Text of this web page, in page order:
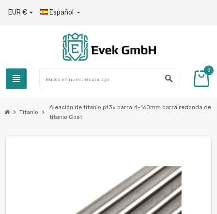
EUR € Español 
view_headline search
0
chevron_right Titanio chevron_right
Aleación de titanio pt3v barra 4-160mm barra redonda de
titanio Gost